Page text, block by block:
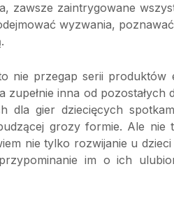
zawsze zaintrygowane
wyzwania,
nie przegap serii produktów
zupełnie inna od pozostałych
dla gier dziecięcych
grozy formie. Ale nie
nie tylko rozwijanie u
im o ich